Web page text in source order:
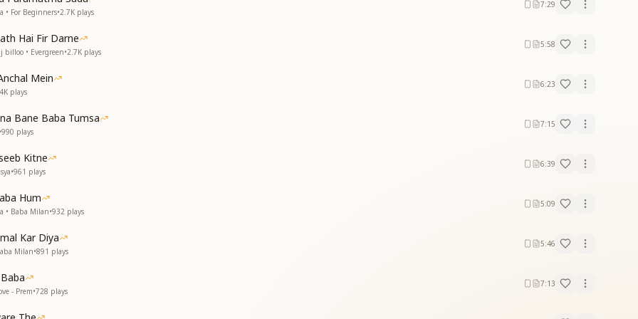
न कोई
कोई
खजाना है
खजाना है
को मिला ठिकाना है
को मिला ठिकाना है
अखिया रोई
न कोई
रास रचाऊ
सारे सुख अब मै पावू
सारे सुख अब मै पावू
खोई खोई
न कोई
न कोई
• For Beginners•2.7K plays
7:29
Hai Fir Darne
billoo • Evergreen•2.7K plays
5:58
Mein
plays
6:23
Bane Baba Tumsa
•990 plays
7:15
Kitne
•961 plays
6:39
Hum
• Baba Milan•932 plays
5:09
Kar Diya
Milan•891 plays
5:46
- Prem•728 plays
7:13